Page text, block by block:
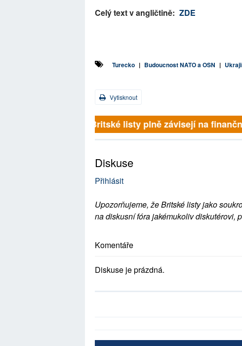
Celý text v angličtině: ZDE
Turecko | Budoucnost NATO a OSN |
Vytisknout
Britské listy plně závisejí na
Diskuse
Přihlásit
Upozorňujeme, že Britské listy jako
na diskusní fóra jakémukoliv diskutérovi,
Komentáře
Diskuse je prázdná.